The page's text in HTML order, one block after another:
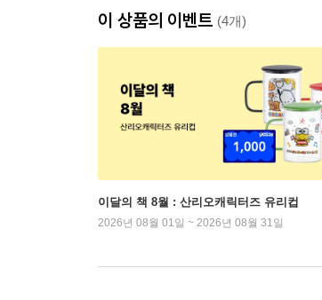
이 상품의 이벤트 (4개)
이달의 책 8월 : 산리오캐릭터즈 유리컵
2026년 08월 01일 ~ 2026년 08월 31일